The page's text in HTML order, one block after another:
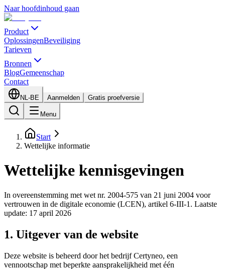
Naar hoofdinhoud gaan
Product
OplossingenBeveiliging
Tarieven
Bronnen
BlogGemeenschap
Contact
NL-BE Aanmelden Gratis proefversie
Menu
Start
Wettelijke informatie
Wettelijke kennisgevingen
In overeenstemming met wet nr. 2004-575 van 21 juni 2004 voor
vertrouwen in de digitale economie (LCEN), artikel 6-III-1. Laatste
update: 17 april 2026
1. Uitgever van de website
Deze website is beheerd door het bedrijf Certyneo, een
vennootschap met beperkte aansprakelijkheid met één